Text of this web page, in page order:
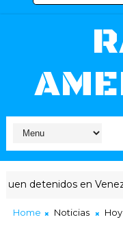
detenidos en
Home Noticias